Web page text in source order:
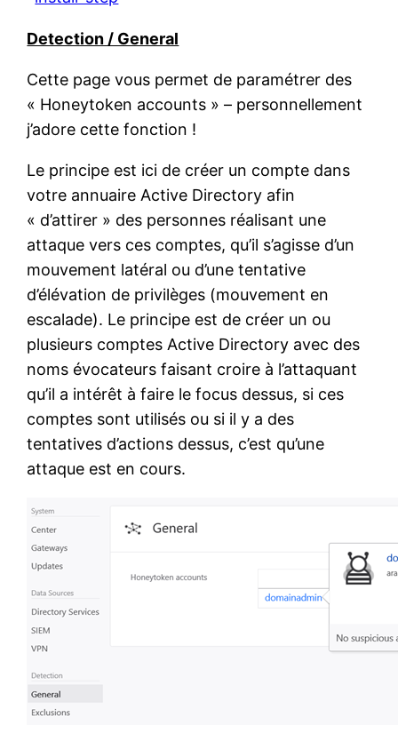
Detection / General
Cette page vous permet de paramétrer des
« Honeytoken accounts » – personnellement
j’adore cette fonction !
Le principe est ici de créer un compte dans
votre annuaire Active Directory afin
« d’attirer » des personnes réalisant une
attaque vers ces comptes, qu’il s’agisse d’un
mouvement latéral ou d’une tentative
d’élévation de privilèges (mouvement en
escalade). Le principe est de créer un ou
plusieurs comptes Active Directory avec des
noms évocateurs faisant croire à l’attaquant
qu’il a intérêt à faire le focus dessus, si ces
comptes sont utilisés ou si il y a des
tentatives d’actions dessus, c’est qu’une
attaque est en cours.